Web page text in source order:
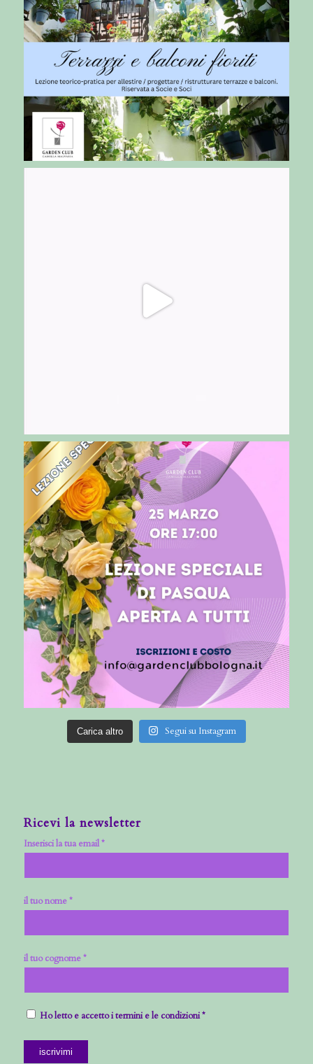
Carica altro Segui su Instagram
Ricevi la newsletter
Inserisci la tua email *
il tuo nome *
il tuo cognome *
Ho letto e accetto i termini e le condizioni *